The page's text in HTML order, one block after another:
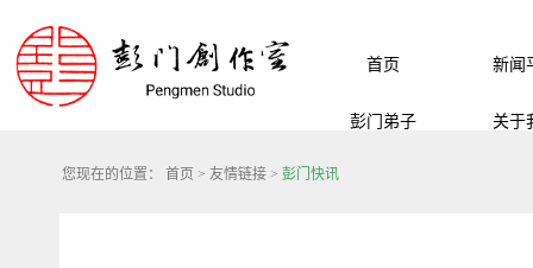
首页 新闻
彭门弟子 关于
您现在的位置： 首页 > 友情链接 > 彭门快讯